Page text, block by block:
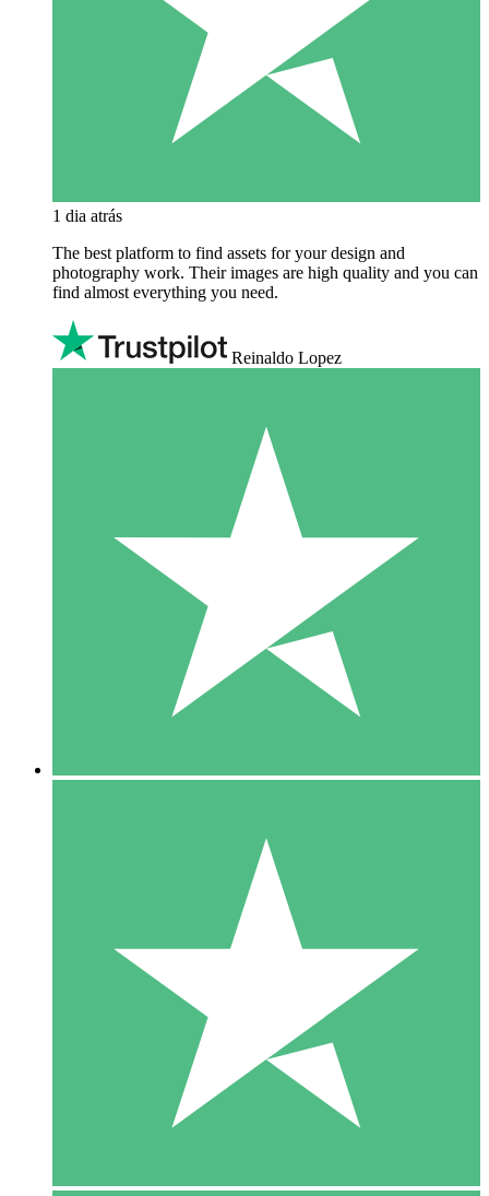
1 dia atrás
The best platform to find assets for your design and
photography work. Their images are high quality and you can
find almost everything you need.
Reinaldo Lopez